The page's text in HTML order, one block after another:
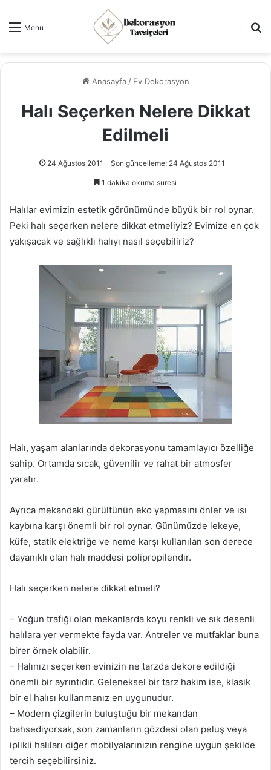
Menü
Anasayfa / Ev Dekorasyon
Halı Seçerken Nelere Dikkat
Edilmeli
24 Ağustos 2011 Son güncelleme: 24 Ağustos 2011
1 dakika okuma süresi
Halılar evimizin estetik görünümünde büyük bir rol oynar.
Peki halı seçerken nelere dikkat etmeliyiz? Evimize en çok
yakışacak ve sağlıklı halıyı nasıl seçebiliriz?
Halı, yaşam alanlarında dekorasyonu tamamlayıcı özelliğe
sahip. Ortamda sıcak, güvenilir ve rahat bir atmosfer
yaratır.
Ayrıca mekandaki gürültünün eko yapmasını önler ve ısı
kaybına karşı önemli bir rol oynar. Günümüzde lekeye,
küfe, statik elektriğe ve neme karşı kullanılan son derece
dayanıklı olan halı maddesi polipropilendir.
Halı seçerken nelere dikkat etmeli?
– Yoğun trafiği olan mekanlarda koyu renkli ve sık desenli
halılara yer vermekte fayda var. Antreler ve mutfaklar buna
birer örnek olabilir.
– Halınızı seçerken evinizin ne tarzda dekore edildiği
önemli bir ayrıntıdır. Geleneksel bir tarz hakim ise, klasik
bir el halısı kullanmanız en uygunudur.
– Modern çizgilerin buluştuğu bir mekandan
bahsediyorsak, son zamanların gözdesi olan peluş veya
iplikli halıları diğer mobilyalarınızın rengine uygun şekilde
tercih seçebilirsiniz.